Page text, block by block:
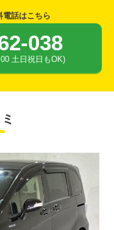
電話はこちら
038
土日祝日もOK)